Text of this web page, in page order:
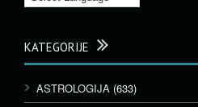
KATEGORIJE
ASTROLOGIJA (633)